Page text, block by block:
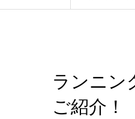
ランニン
ご紹介！